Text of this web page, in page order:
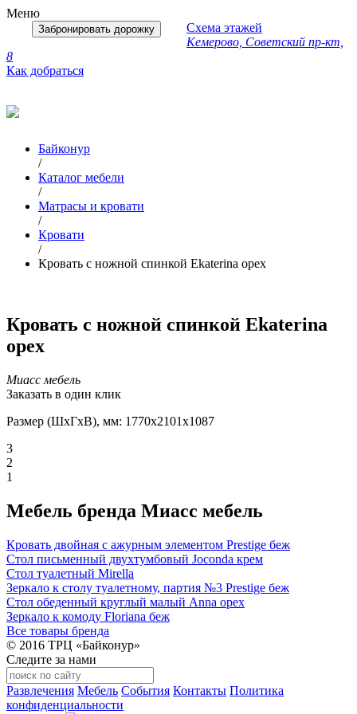
Меню
Забронировать дорожку
Схема этажей
Кемерово, Советский пр-кт,
8
Как добраться
Байконур
/
Каталог мебели
/
Матрасы и кровати
/
Кровати
/
Кровать с ножной спинкой Ekaterina орех
Кровать с ножной спинкой Ekaterina
орех
Миасс мебель
Заказать в один клик
Размер (ШxГxВ), мм: 1770x2101x1087
3
2
1
Мебель бренда Миасс мебель
Кровать двойная с ажурным элементом Prestige беж
Стол письменный двухтумбовый Joconda крем
Стол туалетный Mirella
Зеркало к столу туалетному, партия №3 Prestige беж
Стол обеденный круглый малый Anna орех
Зеркало к комоду Floriana беж
Все товары бренда
© 2016 ТРЦ «Байконур»
Следите за нами
Развлечения Мебель События Контакты Политика
конфиденциальности